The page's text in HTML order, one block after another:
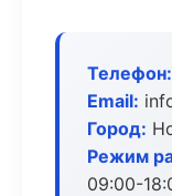
Телефон:
Email:
Город:
Режим
09:00-